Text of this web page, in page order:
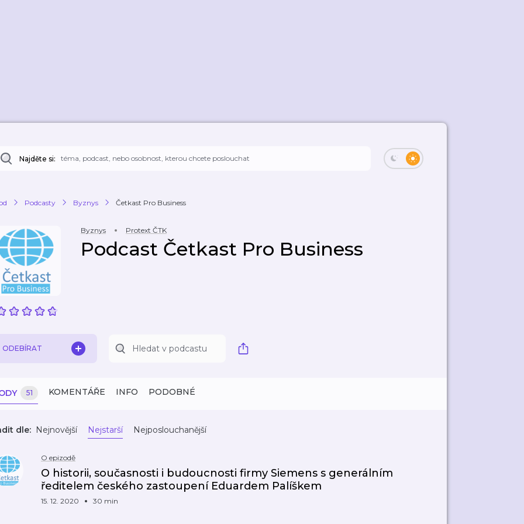
Najděte si:
Podcasty Byznys Četkast Pro Business
Byznys Protext ČTK
Podcast Četkast Pro Business
ODEBÍRAT
51 KOMENTÁŘE INFO PODOBNÉ
dle: Nejnovější Nejstarší Nejposlouchanější
O epizodě
O historii, současnosti i budoucnosti firmy Siemens s generálním
ředitelem českého zastoupení Eduardem Palíškem
15. 12. 2020 30 min